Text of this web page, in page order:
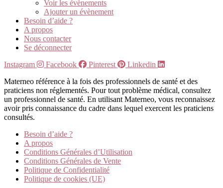
Voir les évènements
Ajouter un évènement
Besoin d’aide ?
A propos
Nous contacter
Se déconnecter
Instagram
Facebook Pinterest
Linkedin
Materneo référence à la fois des professionnels de santé et des
praticiens non réglementés. Pour tout problème médical, consultez
un professionnel de santé. En utilisant Materneo, vous reconnaissez
avoir pris connaissance du cadre dans lequel exercent les praticiens
consultés.
Besoin d’aide ?
A propos
Conditions Générales d’Utilisation
Conditions Générales de Vente
Politique de Confidentialité
Politique de cookies (UE)